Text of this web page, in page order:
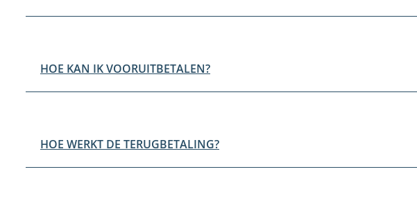
HOE KAN IK VOORUITBETALEN?
HOE WERKT DE TERUGBETALING?